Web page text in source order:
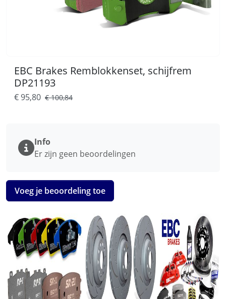
EBC Brakes Remblokkenset, schijfrem
DP21193
€ 95,80 € 100,84
Info
Er zijn geen beoordelingen
Voeg je beoordeling toe